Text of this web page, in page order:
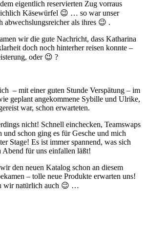
eigentlich reservierten Zug vorraus
Käsewürfel 😉 … so war unser
abwechslungsreicher als ihres 😉 .
wir die gute Nachricht, dass Katharina
doch noch hinterher reisen konnte –
oder 😉 ?
– mit einer guten Stunde Verspätung – im
geplant angekommene Sybille und Ulrike,
war, schon erwarteten.
nicht! Schnell einchecken, Teamswaps
und schon ging es für Gesche und mich
Stage! Es ist immer spannend, was sich
Abend für uns einfallen läßt!
den neuen Katalog schon an diesem
– tolle neue Produkte erwarten uns!
wir natürlich auch 😉 …